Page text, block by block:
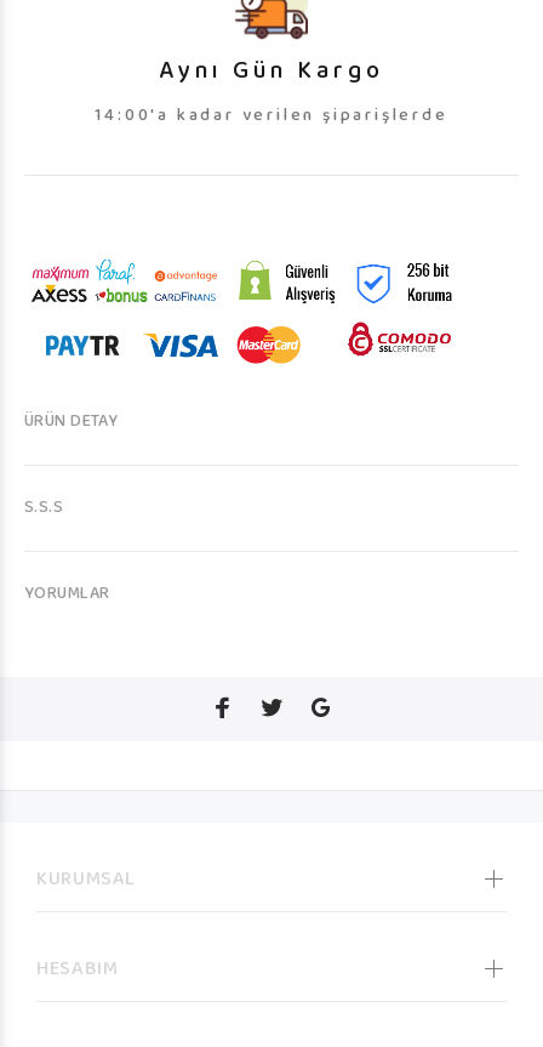
Aynı Gün Kargo
14:00'a kadar verilen şiparişlerde
ÜRÜN DETAY
S.S.S
YORUMLAR
KURUMSAL
HESABIM